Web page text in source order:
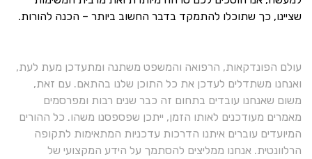
שציינו, כך שתוכלו להתמקד בדבר החשוב ביותר – הכנה להורות.
עולם הפונדקאות, הרפואה והמשפט משתנה ומתעדכן מעת לעת,
ואנחנו משתדלים לעדכן את כל התוכן שלנו בהתאם. עם זאת,
משום שאנחנו עובדים בתחום זה כבר שנים רבות ומפרסמים
מאמרים מעודכנים לאותו הזמן, ייתכן שפספסנו משהו. כל ההורים
המיועדים עוברים איתנו הדרכות עדכניות המתאימות לתקופה
הרלוונטית. אנחנו ממליצים להסתמך על הידע המקצועי של